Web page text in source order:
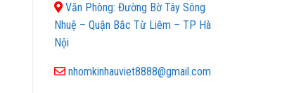
Văn Phòng: Đường Bờ Tây Sông
Nhuệ – Quận Bắc Từ Liêm – TP Hà
Nội
nhomkinhauviet8888@gmail.com